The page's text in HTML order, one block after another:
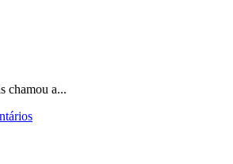
chamou a...